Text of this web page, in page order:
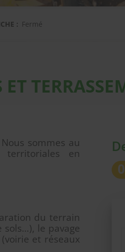
: Fermé
sommes au
territoriales en
du terrain
sols…), le pavage
et réseaux